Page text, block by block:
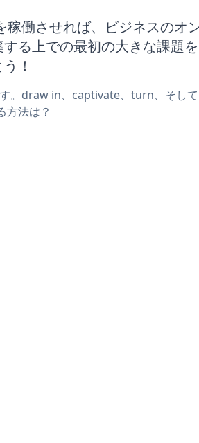
働させれば、ビジネスのオ
る上での最初の大きな課題を
！
。draw in、captivate、turn、そして
方法は？